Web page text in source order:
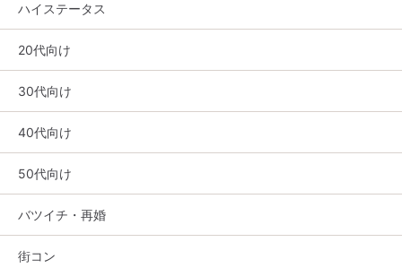
ハイステータス
20代向け
30代向け
40代向け
50代向け
バツイチ・再婚
街コン